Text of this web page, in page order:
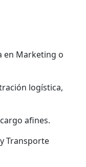
en Marketing o
logística,
afines.
Transporte